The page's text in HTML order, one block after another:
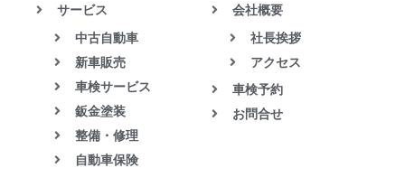
サービス
中古自動車
新車販売
車検サービス
鈑金塗装
整備・修理
自動車保険
会社概要
社長挨拶
アクセス
車検予約
お問合せ